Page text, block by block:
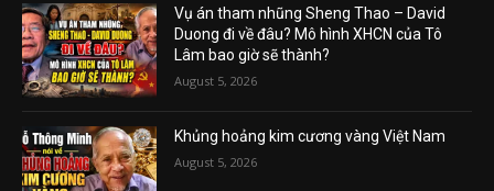
Vụ án tham nhũng Sheng Thao – David
Duong đi về đâu? Mô hình XHCN của Tô
Lâm bao giờ sẽ thành?
August 5, 2026
Khủng hoảng kim cương vàng Việt Nam
August 5, 2026